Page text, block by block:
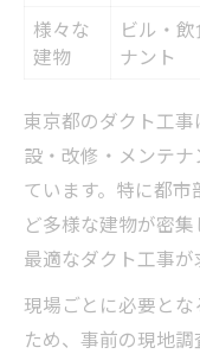
様々な
建物
ビル・
ナント
東京都のダクト工
設・改修・メンテ
ています。特に都
ど多様な建物が密
最適なダクト工事が
現場ごとに必要と
ため、事前の現地